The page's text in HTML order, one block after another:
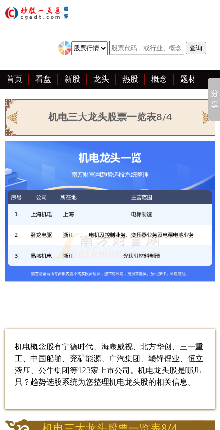
首页 看盘 新股 龙头 热股 概念 题材
亮点 创业板 资料 复盘 区块链 大全
机电三大龙头股票一览表8/4
机电概念股有宁德时代、海康威视、北方华创、三一重
工、中国船舶、兖矿能源、广汽集团、赣锋锂业、恒立
液压、公牛集团等123家上市公司。机电龙头股是哪几
只？趋势选股系统为您整理机电龙头股的相关信息。